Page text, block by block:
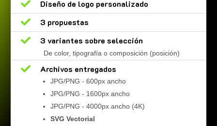

Diseño de logo personalizado

3 propuestas

3 variantes sobre selección
De color, tipografía o composición (posición)
 Archivos entregados
JPG/PNG - 600px ancho
JPG/PNG - 1600px ancho
JPG/PNG - 4000px ancho (4K)
SVG Vectorial